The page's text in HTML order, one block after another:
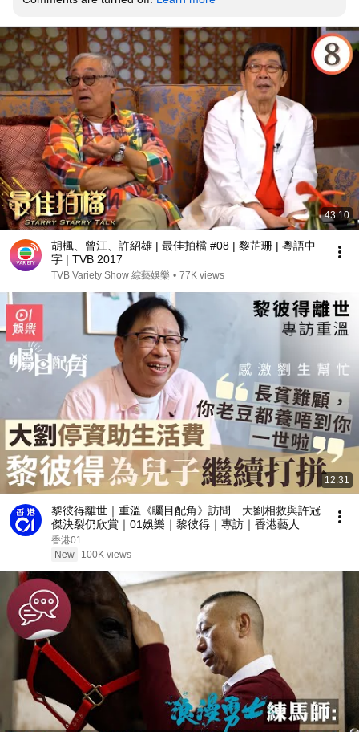
43:10
胡楓、曾江、許紹雄 | 最佳拍檔 #08 | 黎芷珊 | 粵語中
字 | TVB 2017
TVB Variety Show 綜藝娛樂 • 77K views
12:31
黎彼得離世｜重溫《矚目配角》訪問 大劉相救與許冠
傑決裂仍欣賞｜01娛樂｜黎彼得｜專訪｜香港藝人
香港01
New
100K views